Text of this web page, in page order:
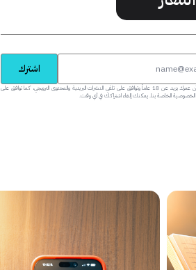
اشترك
عبر تسجيلك، أنت تؤكد أن عمرك يزيد عن 18 عاماً وتوافق على تلقي النشرات البريدية والمحتوى الترويجي، كما توافق على
الخاصة بنا. يمكنك إلغاء اشتراكك في أي وقت.